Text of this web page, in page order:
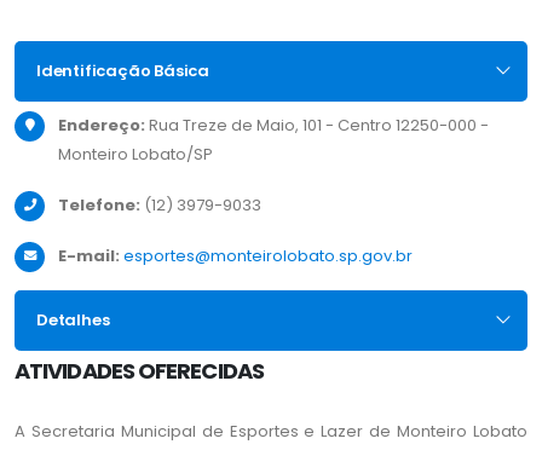
Identificação Básica
Endereço: Rua Treze de Maio, 101 - Centro 12250-000 -
Monteiro Lobato/SP
Telefone: (12) 3979-9033
E-mail: esportes@monteirolobato.sp.gov.br
Detalhes
ATIVIDADES OFERECIDAS
A Secretaria Municipal de Esportes e Lazer de Monteiro Lobato